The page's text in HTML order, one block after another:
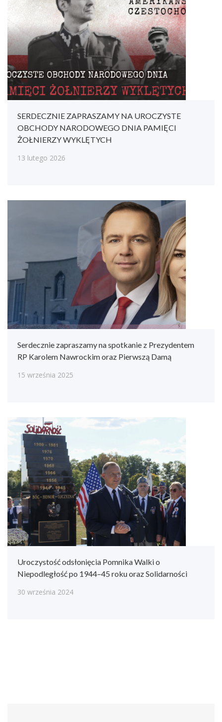
SERDECZNIE ZAPRASZAMY NA UROCZYSTE
OBCHODY NARODOWEGO DNIA PAMIĘCI
ŻOŁNIERZY WYKLĘTYCH
13 lutego 2026
Serdecznie zapraszamy na spotkanie z Prezydentem
RP Karolem Nawrockim oraz Pierwszą Damą
15 września 2025
Uroczystość odsłonięcia Pomnika Walki o
Niepodległość po 1944–45 roku oraz Solidarności
30 września 2024